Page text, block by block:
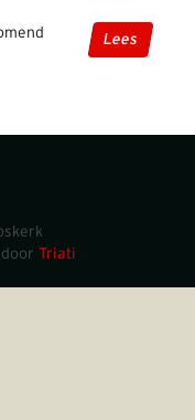
Lees
Triati